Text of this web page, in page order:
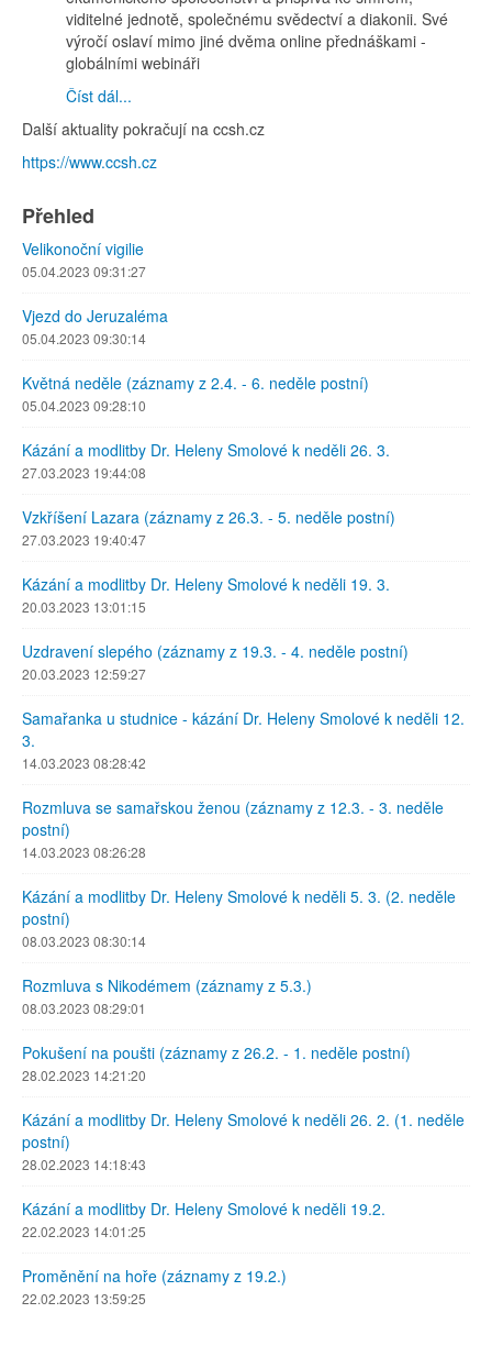
viditelné jednotě, společnému svědectví a diakonii. Své
výročí oslaví mimo jiné dvěma online přednáškami -
globálními webináři
Číst dál...
Další aktuality pokračují na ccsh.cz
https://www.ccsh.cz
Přehled
Velikonoční vigilie
05.04.2023 09:31:27
Vjezd do Jeruzaléma
05.04.2023 09:30:14
Květná neděle (záznamy z 2.4. - 6. neděle postní)
05.04.2023 09:28:10
Kázání a modlitby Dr. Heleny Smolové k neděli 26. 3.
27.03.2023 19:44:08
Vzkříšení Lazara (záznamy z 26.3. - 5. neděle postní)
27.03.2023 19:40:47
Kázání a modlitby Dr. Heleny Smolové k neděli 19. 3.
20.03.2023 13:01:15
Uzdravení slepého (záznamy z 19.3. - 4. neděle postní)
20.03.2023 12:59:27
Samařanka u studnice - kázání Dr. Heleny Smolové k neděli 12.
3.
14.03.2023 08:28:42
Rozmluva se samařskou ženou (záznamy z 12.3. - 3. neděle
postní)
14.03.2023 08:26:28
Kázání a modlitby Dr. Heleny Smolové k neděli 5. 3. (2. neděle
postní)
08.03.2023 08:30:14
Rozmluva s Nikodémem (záznamy z 5.3.)
08.03.2023 08:29:01
Pokušení na poušti (záznamy z 26.2. - 1. neděle postní)
28.02.2023 14:21:20
Kázání a modlitby Dr. Heleny Smolové k neděli 26. 2. (1. neděle
postní)
28.02.2023 14:18:43
Kázání a modlitby Dr. Heleny Smolové k neděli 19.2.
22.02.2023 14:01:25
Proměnění na hoře (záznamy z 19.2.)
22.02.2023 13:59:25